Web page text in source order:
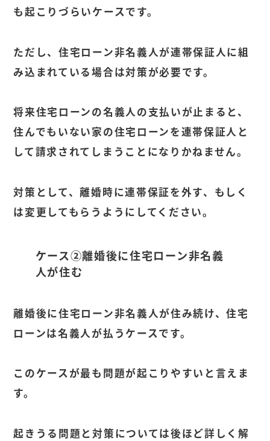
も起こりづらいケースです。
ただし、住宅ローン非名義人が連帯保証人に組
み込まれている場合は対策が必要です。
将来住宅ローンの名義人の支払いが止まると、
住んでもいない家の住宅ローンを連帯保証人と
して請求されてしまうことになりかねません。
対策として、離婚時に連帯保証を外す、もしく
は変更してもらうようにしてください。
ケース②離婚後に住宅ローン非名義
人が住む
離婚後に住宅ローン非名義人が住み続け、住宅
ローンは名義人が払うケースです。
このケースが最も問題が起こりやすいと言えま
す。
起きうる問題と対策については後ほど詳しく解